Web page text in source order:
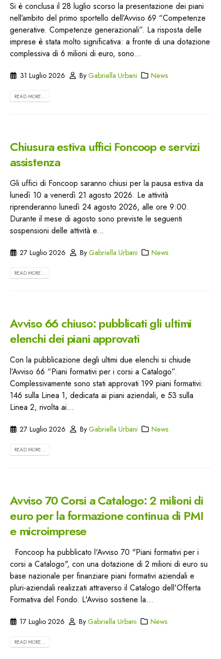
Si è conclusa il 28 luglio scorso la presentazione dei piani
nell’ambito del primo sportello dell’Avviso 69 “Competenze
generative. Competenze generazionali”. La risposta delle
imprese è stata molto significativa: a fronte di una dotazione
complessiva di 6 milioni di euro, sono...
31 Luglio 2026 ByGabriella Urbani News
READ MORE...
Chiusura estiva uffici Foncoop e servizi
assistenza
Gli uffici di Foncoop saranno chiusi per la pausa estiva da
lunedì 10 a venerdì 21 agosto 2026. Le attività
riprenderanno lunedì 24 agosto 2026, alle ore 9:00.
Durante il mese di agosto sono previste le seguenti
sospensioni delle attività e...
27 Luglio 2026 ByGabriella Urbani News
READ MORE...
Avviso 66 chiuso: pubblicati gli ultimi
elenchi dei piani approvati
Con la pubblicazione degli ultimi due elenchi si chiude
l’Avviso 66 “Piani formativi per i corsi a Catalogo”.
Complessivamente sono stati approvati 199 piani formativi:
146 sulla Linea 1, dedicata ai piani aziendali, e 53 sulla
Linea 2, rivolta ai...
27 Luglio 2026 ByGabriella Urbani News
READ MORE...
Avviso 70 Corsi a Catalogo: 2 milioni di
euro per la formazione continua di PMI
e microimprese
Foncoop ha pubblicato l'Avviso 70 "Piani formativi per i
corsi a Catalogo", con una dotazione di 2 milioni di euro su
base nazionale per finanziare piani formativi aziendali e
pluri-aziendali realizzati attraverso il Catalogo dell'Offerta
Formativa del Fondo. L'Avviso sostiene la...
17 Luglio 2026 ByGabriella Urbani News
READ MORE...